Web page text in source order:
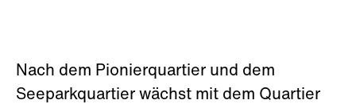
Nach dem Pionierquartier und dem
Seeparkquartier wächst mit dem Quartier